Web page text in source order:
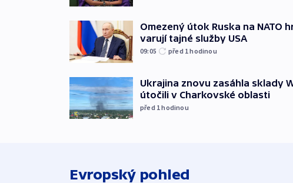
Omezený útok Ruska na NATO
varují tajné služby USA
09:05 před 1hodinou
Ukrajina znovu zasáhla sklady
útočili v Charkovské oblasti
před 1hodinou
Evropský pohled